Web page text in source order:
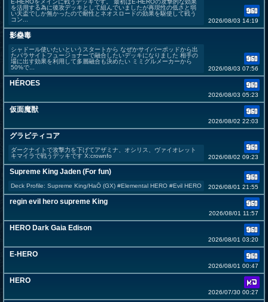
E-HEROをメインに戦うデッキです。 最初はE-HEROの攻撃的な効果
を活用する為に後攻デッキとして組んでいましたが再現性の低さと弱
い天盃でしか無かったので耐性とネオスロードの効果を駆使して戦う
コン...
2026/08/03 14:19
影蠱毒
シャドール使いたいというスタートから なぜかサイバーポッドから出
たパラサイトフュージョナーで融合したいデッキになりました 相手の
場に出す効果を利用して多層融合も決めたい ミミグルメーカーから
50%で...
2026/08/03 07:56
HÉROES
2026/08/03 05:23
仮面魔獣
2026/08/02 22:03
グラビティコア
ダークナイトで攻撃力を下げてアザミナ、オシリス、ヴァイオレット
キマイラで戦うデッキです X:crownfo
2026/08/02 09:23
Supreme King Jaden (For fun)
Deck Profile: Supreme King/HaŌ (GX) #Elemental HERO #Evil HERO 2026/08/01 21:55
regin evil hero supreme King
2026/08/01 11:57
HERO Dark Gaia Edison
2026/08/01 03:20
E-HERO
2026/08/01 00:47
HERO
2026/07/30 00:27